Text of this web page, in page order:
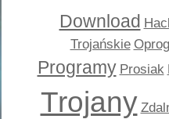
Download
Trojańskie
Programy Prosiak
Trojany